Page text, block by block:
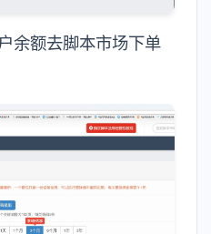
余额去脚本市场下单